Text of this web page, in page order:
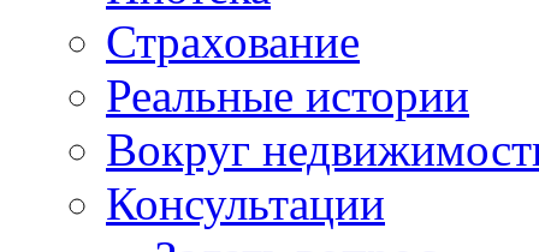
Страхование
Реальные истории
Вокруг
Консультации